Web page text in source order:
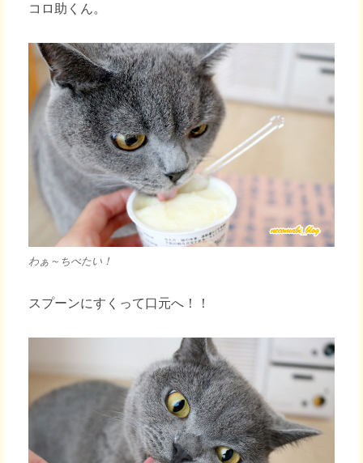
コロ助くん。
わぁ～ちべたい！
スプーンにすくって口元へ！！